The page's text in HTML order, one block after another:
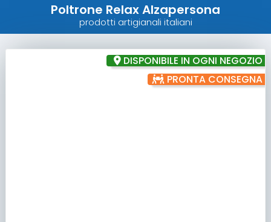
Poltrone Relax Alzapersona
prodotti artigianali italiani
DISPONIBILE IN OGNI NEGOZIO
PRONTA CONSEGNA